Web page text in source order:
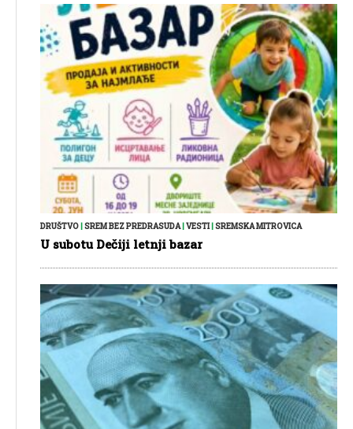
DRUŠTVO|SREM BEZ PREDRASUDA|VESTI|SREMSKA MITROVICA
U subotu Dečiji letnji bazar